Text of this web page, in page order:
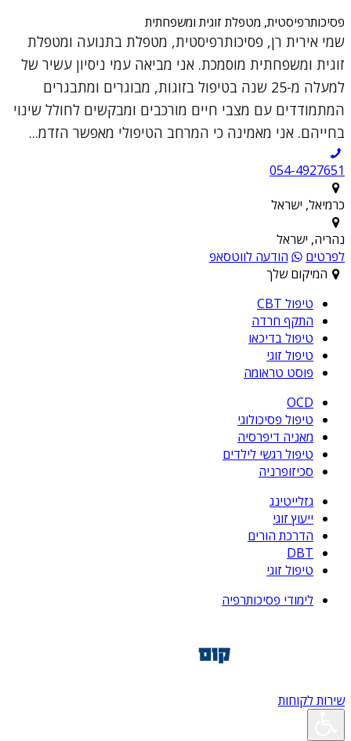
פסיכותרפיסטית, מטפלת זוגית ומשפחתית
שמי אירית רן, פסיכותרפיסטית, מטפלת בתנועה ומטפלת
זוגית ומשפחתית מוסמכת. אני מביאה עמי ניסיון עשיר של
למעלה מ-25 שנה בטיפול בזוגות, מבוגרים ומתבגרים
המתמודדים עם מצבי חיים מורכבים ומבקשים לחולל שינוי
בחייהם. אני מאמינה כי המרחב הטיפולי מאפשר הזדמ...
054-4927651
כרמיאל, ישראל
נהריה, ישראל
לפרטים
הודעה לווטסאפ
המיקום שלך
טיפול CBT
התקף חרדה
טיפול בדיכאו
טיפול זוגי
פוסט טראומה
OCD
טיפול פסיכולוגי
מאניה דיפרסיה
טיפול רגשי לילדים
סכיזופרניה
גזלייטינג
ייעוץ זוגי
הדרכת הורים
DBT
טיפול זוגי
לימודי פסיכותרפיה
שירות לקוחות